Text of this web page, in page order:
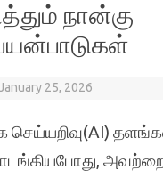
நான்கு
25, 2026
செய்யறிவு(AI)
​​அவற்றை